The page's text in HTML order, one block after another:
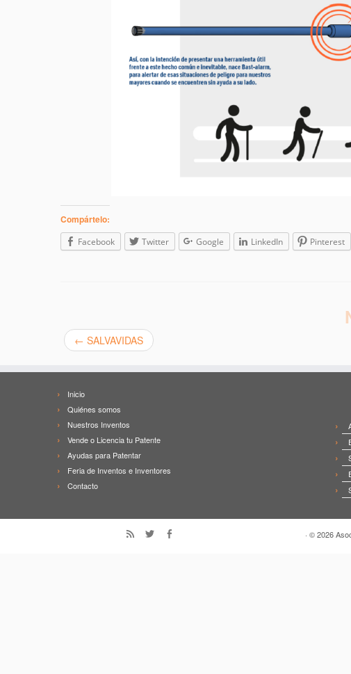
Compártelo:
Facebook Twitter Google LinkedIn Pinterest
← SALVAVIDAS
Inicio
Quiénes somos
Nuestros Inventos
Vende o Licencia tu Patente
Ayudas para Patentar
Feria de Inventos e Inventores
Contacto
· © 2026